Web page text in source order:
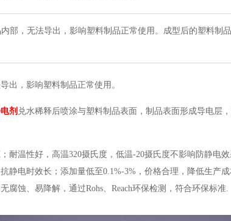
部，无法导出，影响塑料制品正常使用。成型后的塑料制
出，影响塑料制品正常使用。
剂 兑水稀释后喷涂与塑料制品表面，制品表面形成导电层
耐温性好，高温320摄氏度，低温-20摄氏度不影响防静电
静电时效长；添加量低至0.1%-3%，价格合理，降低生产
蚀、易降解，通过Rohs、Reach环保检测，符合环保标准.